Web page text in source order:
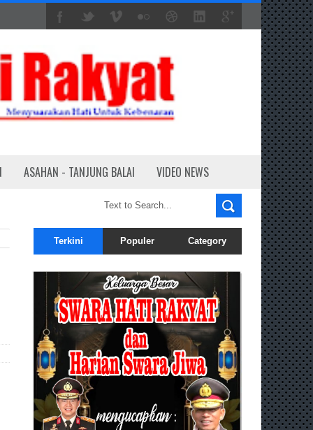
ASAHAN - TANJUNG BALAI VIDEO NEWS
Terkini Populer Category